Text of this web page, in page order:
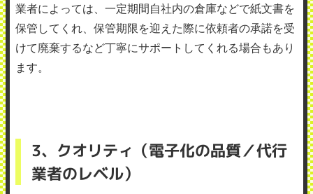
業者によっては、一定期間自社内の倉庫などで紙文書を
保管してくれ、保管期限を迎えた際に依頼者の承諾を受
けて廃棄するなど丁寧にサポートしてくれる場合もあり
ます。
3、クオリティ（電子化の品質／代行
業者のレベル）